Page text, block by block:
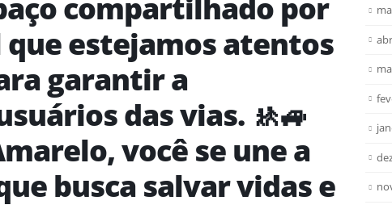
compartilhado por
estejamos atentos
garantir a
das vias. 🚸🚙
você se une a
busca salvar vidas e